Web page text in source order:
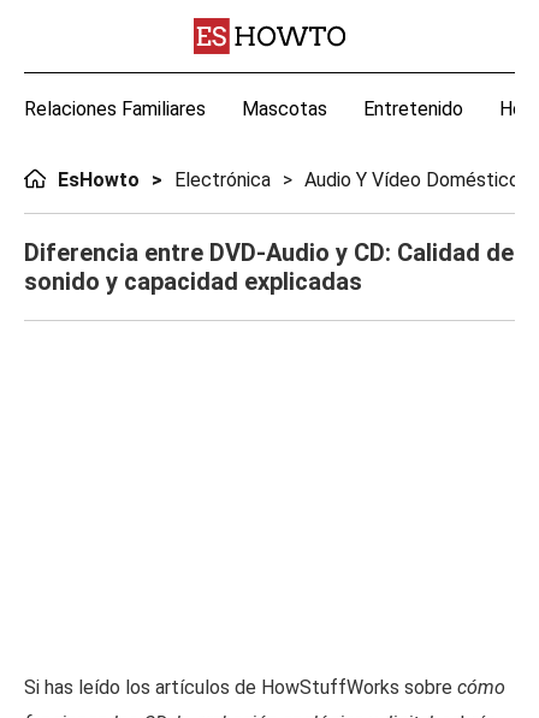
Relaciones Familiares Mascotas Entretenido
EsHowto Electrónica Audio Y Vídeo Doméstico
Diferencia entre DVD-Audio y CD: Calidad de
sonido y capacidad explicadas
Si has leído los artículos de HowStuffWorks sobre cómo